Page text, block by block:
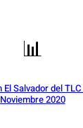
📊
Salvador del
Noviembre 2020